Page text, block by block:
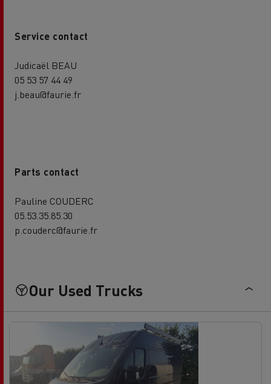
Service contact
Judicaël BEAU
05 53 57 44 49
j.beau@faurie.fr
Parts contact
Pauline COUDERC
05.53.35.85.30
p.couderc@faurie.fr
Our Used Trucks